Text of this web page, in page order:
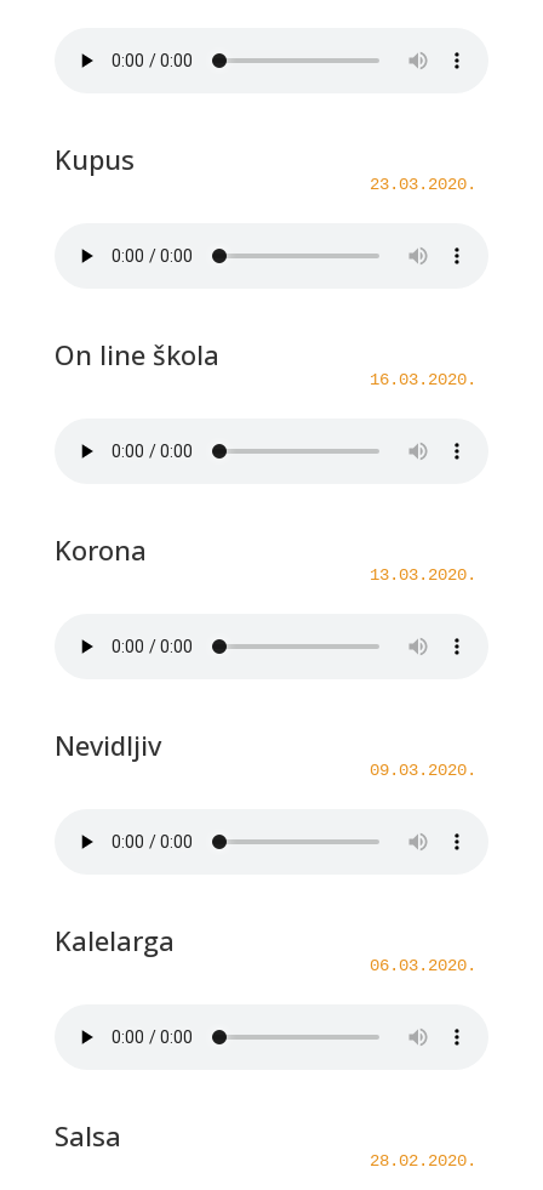
Kupus
23.03.2020.
On line škola
16.03.2020.
Korona
13.03.2020.
Nevidljiv
09.03.2020.
Kalelarga
06.03.2020.
Salsa
28.02.2020.